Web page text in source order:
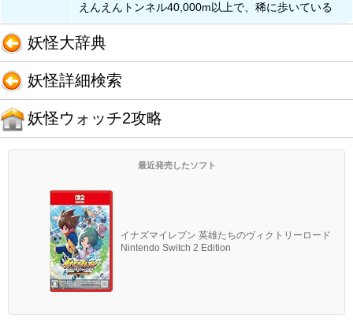
えんえんトンネル40,000m以上で、稀に歩いている
妖怪大辞典
妖怪詳細検索
妖怪ウォッチ2攻略
最近発売したソフト
イナズマイレブン 英雄たちのヴィクトリーロード
Nintendo Switch 2 Edition